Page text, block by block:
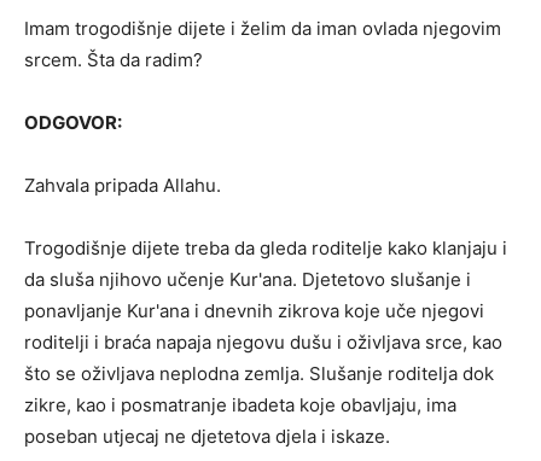
Imam trogodišnje dijete i želim da iman ovlada njegovim
srcem. Šta da radim?
ODGOVOR:
Zahvala pripada Allahu.
Trogodišnje dijete treba da gleda roditelje kako klanjaju i
da sluša njihovo učenje Kur'ana. Djetetovo slušanje i
ponavljanje Kur'ana i dnevnih zikrova koje uče njegovi
roditelji i braća napaja njegovu dušu i oživljava srce, kao
što se oživljava neplodna zemlja. Slušanje roditelja dok
zikre, kao i posmatranje ibadeta koje obavljaju, ima
poseban utjecaj ne djetetova djela i iskaze.